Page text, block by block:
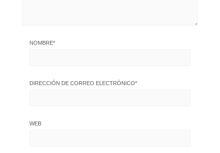
NOMBRE*
DIRECCIÓN DE CORREO ELECTRÓNICO*
WEB